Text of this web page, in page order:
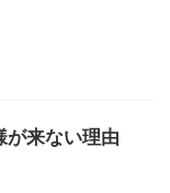
が来ない理由